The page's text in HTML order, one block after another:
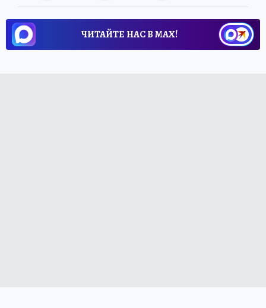
ЧИТАЙТЕ НАС В МАХ!